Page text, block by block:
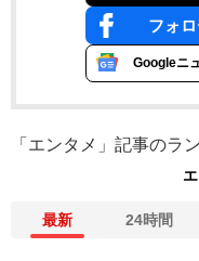
フォ
Googleニ
「エンタメ」記事のラ
最新 24時間